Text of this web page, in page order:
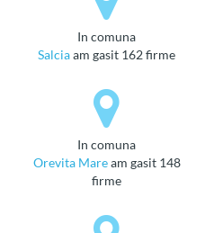
in comuna
Salciaam gasit 162 firme
in comuna
Orevita Maream gasit 148
firme